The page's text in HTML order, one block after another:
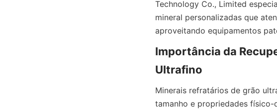
Technology Co., Limited
mineral personalizadas que
Importância da
Minerais refratários de grão
tamanho e propriedades físico-